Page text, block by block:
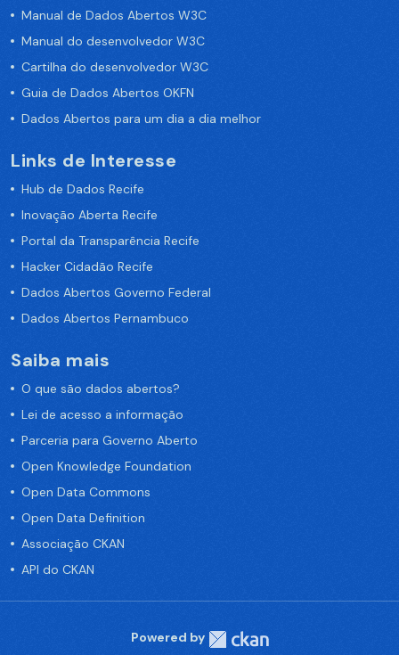
Manual de Dados Abertos W3C
Manual do desenvolvedor W3C
Cartilha do desenvolvedor W3C
Guia de Dados Abertos OKFN
Dados Abertos para um dia a dia melhor
Links de Interesse
Hub de Dados Recife
Inovação Aberta Recife
Portal da Transparência Recife
Hacker Cidadão Recife
Dados Abertos Governo Federal
Dados Abertos Pernambuco
Saiba mais
O que são dados abertos?
Lei de acesso a informação
Parceria para Governo Aberto
Open Knowledge Foundation
Open Data Commons
Open Data Definition
Associação CKAN
API do CKAN
Powered by